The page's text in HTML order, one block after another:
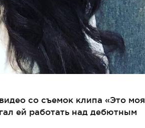
со съемок клипа «Это моя
ей работать над дебютным